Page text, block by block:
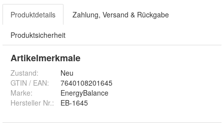
Produktdetails Zahlung, Versand & Rückgabe
Produktsicherheit
Artikelmerkmale
Zustand:
Neu
GTIN / EAN:
7640108201645
Marke:
EnergyBalance
Hersteller Nr.:
EB-1645